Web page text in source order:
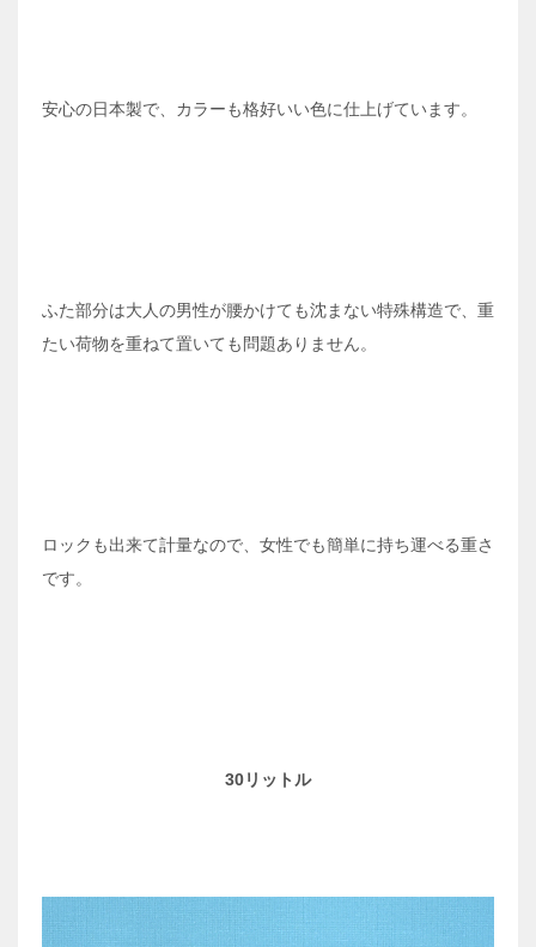
安心の日本製で、カラーも格好いい色に仕上げています。
ふた部分は大人の男性が腰かけても沈まない特殊構造で、重
たい荷物を重ねて置いても問題ありません。
ロックも出来て計量なので、女性でも簡単に持ち運べる重さ
です。
30リットル